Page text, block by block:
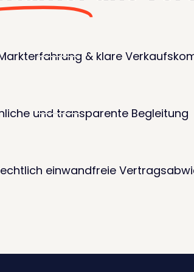
& klare
und transparente Begleitung
einwandfreie